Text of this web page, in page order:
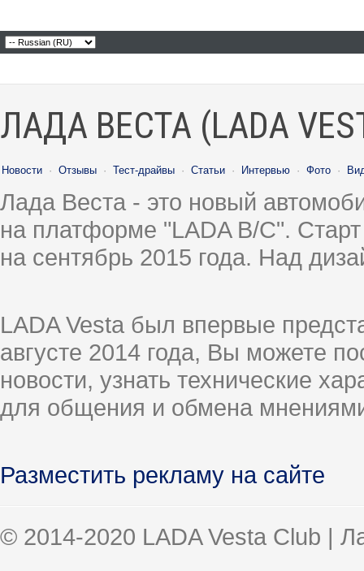
ЛАДА ВЕСТА (LADA
Новости · Отзывы · Тест-драйвы · Статьи · Интервью · Фото ·
Лада Веста - это новый
на платформе "LADA B/C".
на сентябрь 2015 года. Над
LADA Vesta был впервые
августе 2014 года, Вы можете
новости, узнать технические
для общения и обмена
Разместить рекламу на сайте
© 2014-2020 LADA Vesta Club |